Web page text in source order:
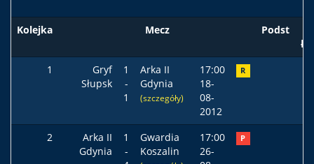
Kolejka Mecz Podst
1
Gryf
Słupsk
1
-
1
Arka II
Gdynia
(szczegóły)
17:00
18-
08-
2012
R
2
Arka II
Gdynia
1
-
Gwardia
Koszalin
17:00
26-
P